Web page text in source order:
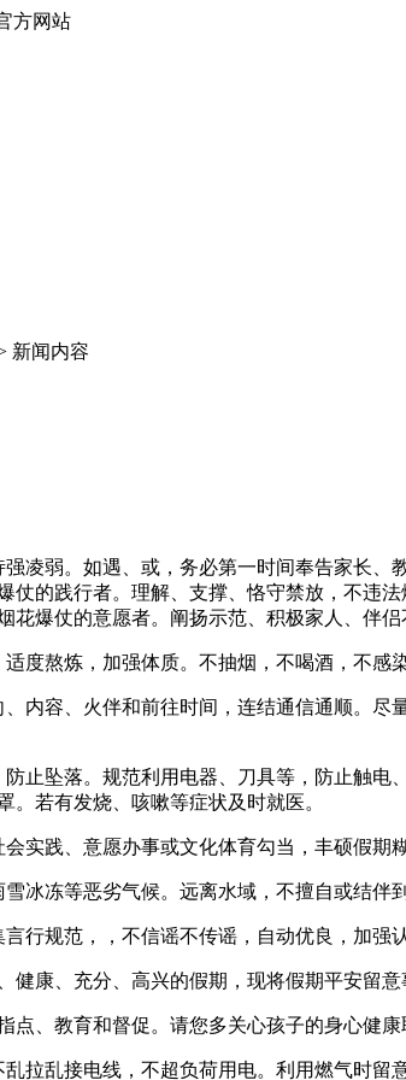
方网站
新闻内容
弱。如遇、或，务必第一时间奉告家长、
的践行者。理解、支撑、恪守禁放，不违
爆仗的意愿者。阐扬示范、积极家人、伴
熬炼，加强体质。不抽烟，不喝酒，不感染
容、火伴和前往时间，连结通信通顺。尽
坠落。规范利用电器、刀具等，防止触电
若有发烧、咳嗽等症状及时就医。
践、意愿办事或文化体育勾当，丰硕假期糊
冻等恶劣气候。远离水域，不擅自或结伴
规范，，不信谣不传谣，自动优良，加强
、充分、高兴的假期，现将假期平安留意
教育和督促。请您多关心孩子的身心健康
乱接电线，不超负荷用电。利用燃气时留